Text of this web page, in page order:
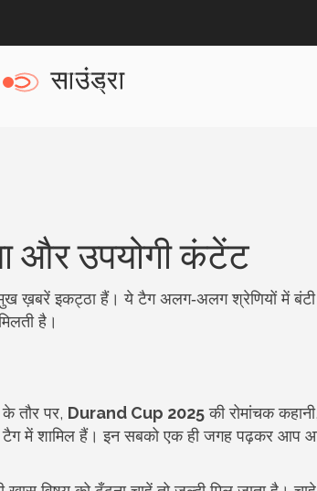
और उपयोगी कंटेंट
ख़बरें इकट्ठा हैं। ये टैग अलग‑अलग श्रेणियों में बंटी
है।
के तौर पर, Durand Cup 2025की रोमांचक कहानी,
में शामिल हैं। इन सबको एक ही जगह पढ़कर आप